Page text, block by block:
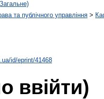
та публічного управління >
id/eprint/41468
ввійти)